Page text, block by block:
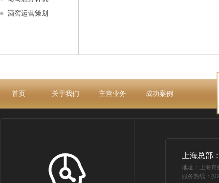
酒窖运营策划
首页 关于我们 主营业务 成功案例
上海总部
地址：上海
服务热线：